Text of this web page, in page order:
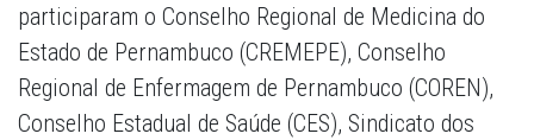
participaram o Conselho Regional de Medicina do
Estado de Pernambuco (CREMEPE), Conselho
Regional de Enfermagem de Pernambuco (COREN),
Conselho Estadual de Saúde (CES), Sindicato dos